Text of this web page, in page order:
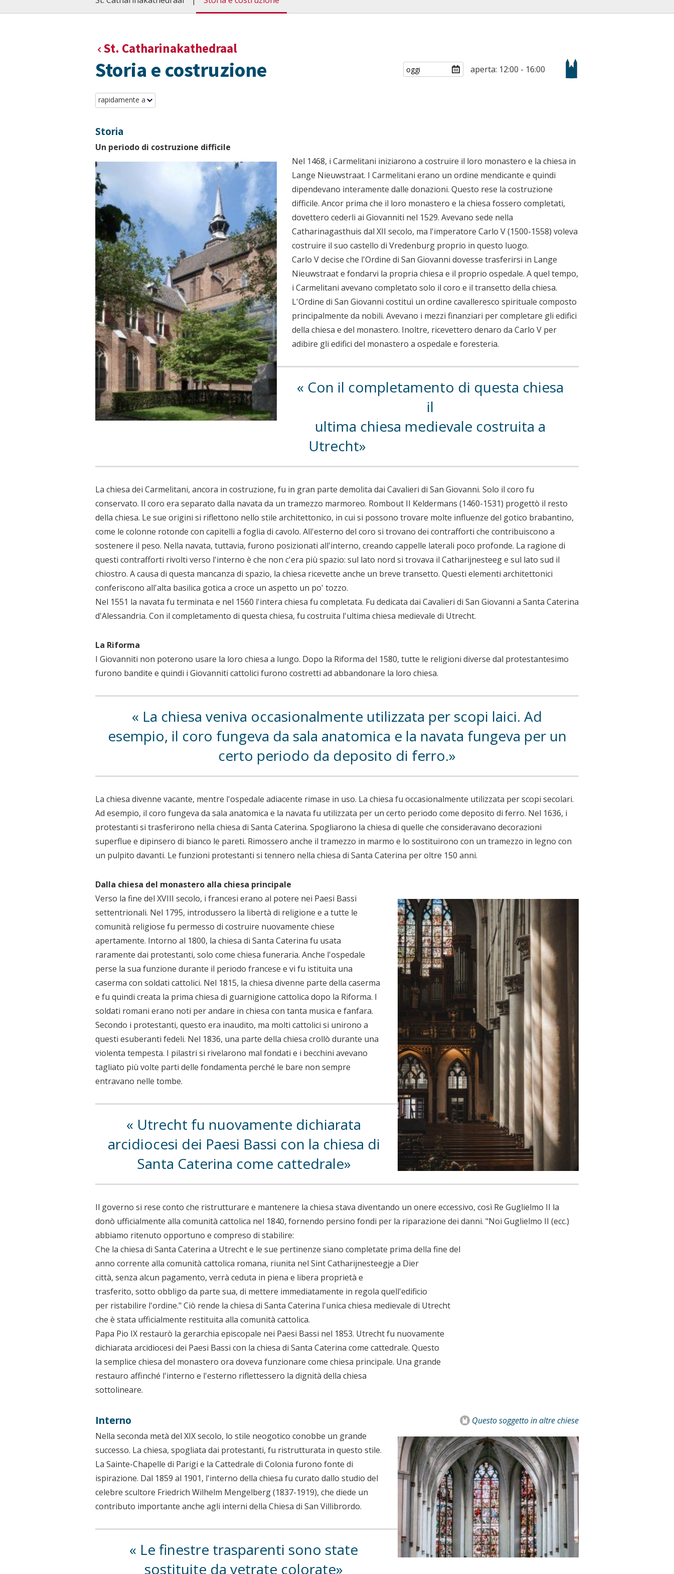
St. Catharinakathedraal
Storia e costruzione aperta: 12:00 - 16:00
rapidamente a
Storia
Un periodo di costruzione difficile
Nel 1468, i Carmelitani iniziarono a costruire il loro monastero e la chiesa in
Lange Nieuwstraat. I Carmelitani erano un ordine mendicante e quindi
dipendevano interamente dalle donazioni. Questo rese la costruzione
difficile. Ancor prima che il loro monastero e la chiesa fossero completati,
dovettero cederli ai Giovanniti nel 1529. Avevano sede nella
Catharinagasthuis dal XII secolo, ma l'imperatore Carlo V (1500-1558) voleva
costruire il suo castello di Vredenburg proprio in questo luogo.
Carlo V decise che l'Ordine di San Giovanni dovesse trasferirsi in Lange
Nieuwstraat e fondarvi la propria chiesa e il proprio ospedale. A quel tempo,
i Carmelitani avevano completato solo il coro e il transetto della chiesa.
L'Ordine di San Giovanni costituì un ordine cavalleresco spirituale composto
principalmente da nobili. Avevano i mezzi finanziari per completare gli edifici
della chiesa e del monastero. Inoltre, ricevettero denaro da Carlo V per
adibire gli edifici del monastero a ospedale e foresteria.
Con il completamento di questa chiesa
il
ultima chiesa medievale costruita a
Utrecht
La chiesa dei Carmelitani, ancora in costruzione, fu in gran parte demolita dai Cavalieri di San Giovanni. Solo il coro fu
conservato. Il coro era separato dalla navata da un tramezzo marmoreo. Rombout II Keldermans (1460-1531) progettò il resto
della chiesa. Le sue origini si riflettono nello stile architettonico, in cui si possono trovare molte influenze del gotico brabantino,
come le colonne rotonde con capitelli a foglia di cavolo. All'esterno del coro si trovano dei contrafforti che contribuiscono a
sostenere il peso. Nella navata, tuttavia, furono posizionati all'interno, creando cappelle laterali poco profonde. La ragione di
questi contrafforti rivolti verso l'interno è che non c'era più spazio: sul lato nord si trovava il Catharijnesteeg e sul lato sud il
chiostro. A causa di questa mancanza di spazio, la chiesa ricevette anche un breve transetto. Questi elementi architettonici
conferiscono all'alta basilica gotica a croce un aspetto un po' tozzo.
Nel 1551 la navata fu terminata e nel 1560 l'intera chiesa fu completata. Fu dedicata dai Cavalieri di San Giovanni a Santa Caterina
d'Alessandria. Con il completamento di questa chiesa, fu costruita l'ultima chiesa medievale di Utrecht.
La Riforma
I Giovanniti non poterono usare la loro chiesa a lungo. Dopo la Riforma del 1580, tutte le religioni diverse dal protestantesimo
furono bandite e quindi i Giovanniti cattolici furono costretti ad abbandonare la loro chiesa.
La chiesa veniva occasionalmente utilizzata per scopi laici. Ad
esempio, il coro fungeva da sala anatomica e la navata fungeva per un
certo periodo da deposito di ferro.
La chiesa divenne vacante, mentre l'ospedale adiacente rimase in uso. La chiesa fu occasionalmente utilizzata per scopi secolari.
Ad esempio, il coro fungeva da sala anatomica e la navata fu utilizzata per un certo periodo come deposito di ferro. Nel 1636, i
protestanti si trasferirono nella chiesa di Santa Caterina. Spogliarono la chiesa di quelle che consideravano decorazioni
superflue e dipinsero di bianco le pareti. Rimossero anche il tramezzo in marmo e lo sostituirono con un tramezzo in legno con
un pulpito davanti. Le funzioni protestanti si tennero nella chiesa di Santa Caterina per oltre 150 anni.
Dalla chiesa del monastero alla chiesa principale
Verso la fine del XVIII secolo, i francesi erano al potere nei Paesi Bassi
settentrionali. Nel 1795, introdussero la libertà di religione e a tutte le
comunità religiose fu permesso di costruire nuovamente chiese
apertamente. Intorno al 1800, la chiesa di Santa Caterina fu usata
raramente dai protestanti, solo come chiesa funeraria. Anche l'ospedale
perse la sua funzione durante il periodo francese e vi fu istituita una
caserma con soldati cattolici. Nel 1815, la chiesa divenne parte della caserma
e fu quindi creata la prima chiesa di guarnigione cattolica dopo la Riforma. I
soldati romani erano noti per andare in chiesa con tanta musica e fanfara.
Secondo i protestanti, questo era inaudito, ma molti cattolici si unirono a
questi esuberanti fedeli. Nel 1836, una parte della chiesa crollò durante una
violenta tempesta. I pilastri si rivelarono mal fondati e i becchini avevano
tagliato più volte parti delle fondamenta perché le bare non sempre
entravano nelle tombe.
Utrecht fu nuovamente dichiarata
arcidiocesi dei Paesi Bassi con la chiesa di
Santa Caterina come cattedrale
Il governo si rese conto che ristrutturare e mantenere la chiesa stava diventando un onere eccessivo, così Re Guglielmo II la
donò ufficialmente alla comunità cattolica nel 1840, fornendo persino fondi per la riparazione dei danni. "Noi Guglielmo II (ecc.)
abbiamo ritenuto opportuno e compreso di stabilire:
Che la chiesa di Santa Caterina a Utrecht e le sue pertinenze siano completate prima della fine del
anno corrente alla comunità cattolica romana, riunita nel Sint Catharijnesteegje a Dier
città, senza alcun pagamento, verrà ceduta in piena e libera proprietà e
trasferito, sotto obbligo da parte sua, di mettere immediatamente in regola quell'edificio
per ristabilire l'ordine." Ciò rende la chiesa di Santa Caterina l'unica chiesa medievale di Utrecht
che è stata ufficialmente restituita alla comunità cattolica.
Papa Pio IX restaurò la gerarchia episcopale nei Paesi Bassi nel 1853. Utrecht fu nuovamente
dichiarata arcidiocesi dei Paesi Bassi con la chiesa di Santa Caterina come cattedrale. Questo
la semplice chiesa del monastero ora doveva funzionare come chiesa principale. Una grande
restauro affinché l'interno e l'esterno riflettessero la dignità della chiesa
sottolineare.
Questo soggettoin altre chiese
Interno
Nella seconda metà del XIX secolo, lo stile neogotico conobbe un grande
successo. La chiesa, spogliata dai protestanti, fu ristrutturata in questo stile.
La Sainte-Chapelle di Parigi e la Cattedrale di Colonia furono fonte di
ispirazione. Dal 1859 al 1901, l'interno della chiesa fu curato dallo studio del
celebre scultore Friedrich Wilhelm Mengelberg (1837-1919), che diede un
contributo importante anche agli interni della Chiesa di San Villibrordo.
Le finestre trasparenti sono state
sostituite da vetrate colorate